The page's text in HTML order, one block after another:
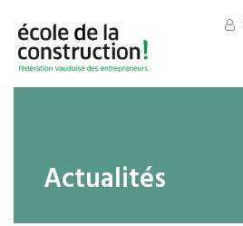
✕ Fermer
✕ Fermer
Actualités